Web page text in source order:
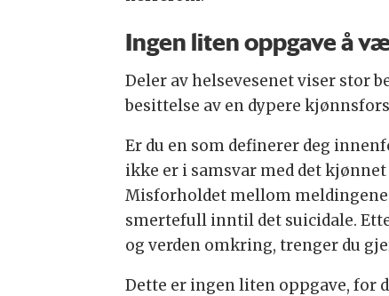
Ingen liten oppgave å
Deler av helsevesenet viser stor
besittelse av en dypere
Er du en som definerer deg
ikke er i samsvar med det
Misforholdet mellom
smertefull inntil det suicidale.
og verden omkring, trenger du
Dette er ingen liten oppgave, for